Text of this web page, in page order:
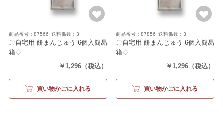
商品番号：87566 送料係数：3
ご自宅用 餅まんじゅう 6個入簡易
箱◇
￥1,296 （税込）
買い物かごに入れる
商品番号：87856 送料係数：3
ご自宅用 餅まんじゅう 6個入簡易
箱◇
（小倉餡2・手芒餡2・抹茶餡2）
￥1,296 （税込）
買い物かごに入れる